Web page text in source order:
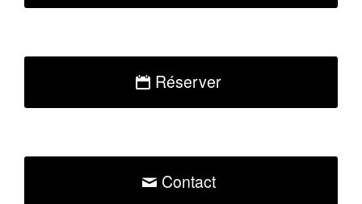
Réserver
Contact